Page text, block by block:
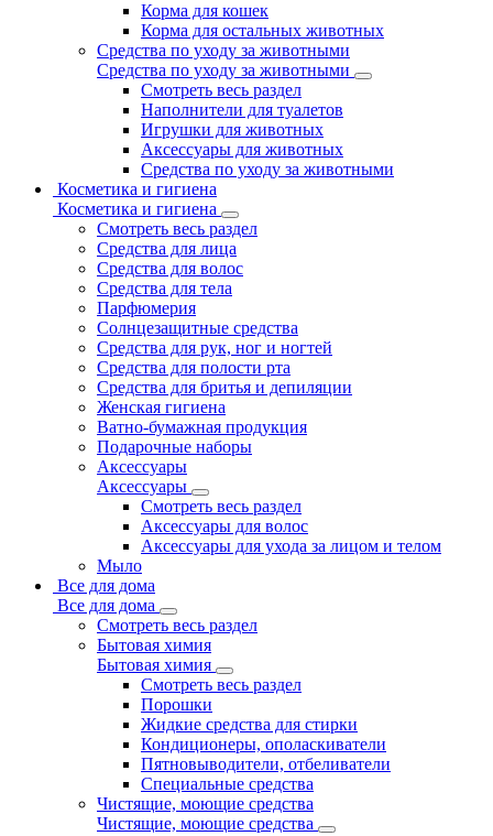
Корма для кошек
Корма для остальных животных
Средства по уходу за животными
Средства по уходу за животными
Смотреть весь раздел
Наполнители для туалетов
Игрушки для животных
Аксессуары для животных
Средства по уходу за животными
Косметика и гигиена
Косметика и гигиена
Смотреть весь раздел
Средства для лица
Средства для волос
Средства для тела
Парфюмерия
Солнцезащитные средства
Средства для рук, ног и ногтей
Средства для полости рта
Средства для бритья и депиляции
Женская гигиена
Ватно-бумажная продукция
Подарочные наборы
Аксессуары
Аксессуары
Смотреть весь раздел
Аксессуары для волос
Аксессуары для ухода за лицом и телом
Мыло
Все для дома
Все для дома
Смотреть весь раздел
Бытовая химия
Бытовая химия
Смотреть весь раздел
Порошки
Жидкие средства для стирки
Кондиционеры, ополаскиватели
Пятновыводители, отбеливатели
Специальные средства
Чистящие, моющие средства
Чистящие, моющие средства